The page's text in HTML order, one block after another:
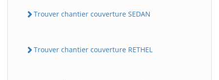
Trouver chantier couverture SEDAN
Trouver chantier couverture RETHEL